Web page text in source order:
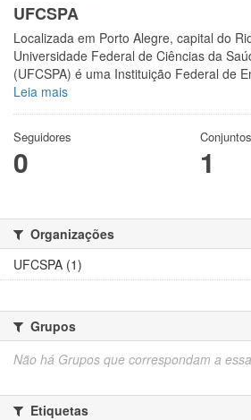
UFCSPA
Localizada em Porto Alegre, capital do
Universidade Federal de Ciências da
(UFCSPA) é uma Instituição Federal de
Leia mais
Seguidores
0 1
Organizações
UFCSPA (1)
Grupos
Não há Grupos que correspondam a
Etiquetas